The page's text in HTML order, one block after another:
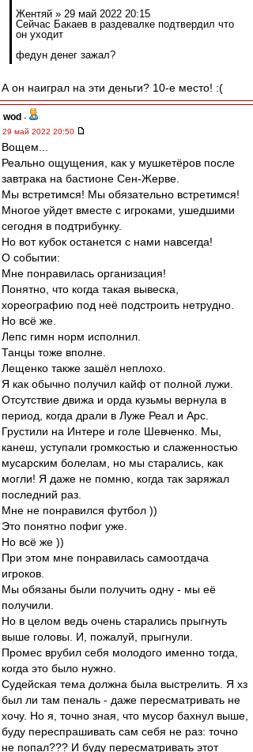
Жентяй » 29 май 2022 20:15
Сейчас Бакаев в раздевалке подтвердил что
он уходит
федун денег зажал?
А он наиграл на эти деньги? 10-е место! :(
wod -
29 май 2022 20:50
Вощем...
Реально ощущения, как у мушкетёров после
завтрака на бастионе Сен-Жерве.
Мы встретимся! Мы обязательно встретимся!
Многое уйдет вместе с игроками, ушедшими
сегодня в подтрибунку.
Но вот кубок останется с нами навсегда!
О событии:
Мне понравилась организация!
Понятно, что когда такая вывеска,
хореографию под неё подстроить нетрудно.
Но всё же.
Лепс гимн норм исполнил.
Танцы тоже вполне.
Лещенко также зашёл неплохо.
Я как обычно получил кайф от полной лужи.
Отсутствие движа и орда кузьмы вернула в
период, когда драли в Луже Реал и Арс.
Грустили на Интере и голе Шевченко. Мы,
канеш, уступали громкостью и слаженностью
мусарским болелам, но мы старались, как
могли! Я даже не помню, когда так заряжал
последний раз.
Мне не понравился футбол ))
Это понятно пофиг уже.
Но всё же ))
При этом мне понравилась самоотдача
игроков.
Мы обязаны были получить одну - мы её
получили.
Но в целом ведь очень старались прыгнуть
выше головы. И, пожалуй, прыгнули.
Промес врубил себя молодого именно тогда,
когда это было нужно.
Судейская тема должна была выстрелить. Я хз
был ли там пеналь - даже пересматривать не
хочу. Но я, точно зная, что мусор бахнул выше,
буду переспрашивать сам себя не раз: точно
не попал??? И буду пересматривать этот